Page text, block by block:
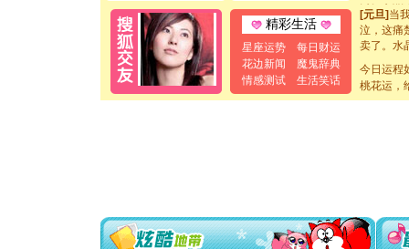
精彩生活
星座运势
每日财运
花边新闻
魔鬼辞典
情感测试
生活笑话
[元旦]当
泣，这痛
卖了。水
[春节]
风
颜！冬去
道一声平
[春节]传
都要快乐
[圣诞节]
今日运程
桃花运，